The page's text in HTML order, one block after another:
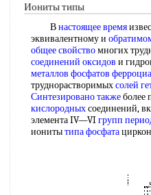
Иониты типы
Внастоящее время
эквивалентному и
общее свойствомногих
соединений оксидов и
металлов фосфатов
труднорастворимыхсолей
Синтезировано такжеболее
кислородныхсоединений,
элемента IV—VIгрупп
ионитытипа фосфата